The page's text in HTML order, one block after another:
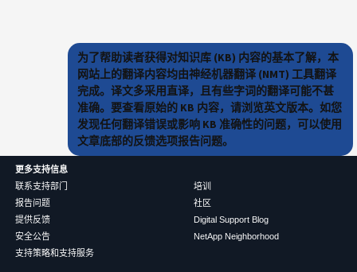
为了帮助读者获得对知识库 (KB) 内容的基本了解，本
网站上的翻译内容均由神经机器翻译 (NMT) 工具翻译
完成。译文多采用直译，且有些字词的翻译可能不甚
准确。要查看原始的 KB 内容，请浏览英文版本。如您
发现任何翻译错误或影响 KB 准确性的问题，可以使用
文章底部的反馈选项报告问题。
更多支持信息
联系支持部门
报告问题
提供反馈
安全公告
支持策略和支持服务
培训
社区
Digital Support Blog
NetApp Neighborhood